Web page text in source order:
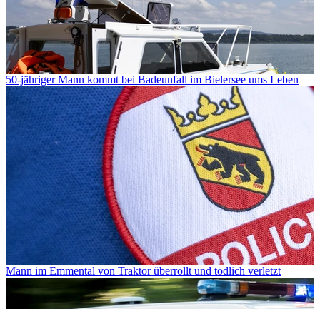
50-jähriger Mann kommt bei Badeunfall im Bielersee ums Leben
Mann im Emmental von Traktor überrollt und tödlich verletzt